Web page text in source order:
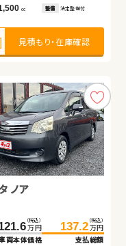
cc 整備 法定整備付
見積もり・在庫確認
ノア
（税込）
万円
両本体価格
137.2 （税込）
万円
支払総額
cc 整備 法定整備付
見積もり・在庫確認
スイフト
（税込）
万円
両本体価格
119.8 （税込）
万円
支払総額
り 住所 徳島県
整備 法定整備付
ダ Ｎ ＢＯＸ